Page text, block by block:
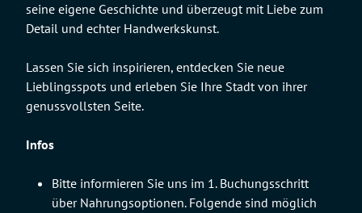
seine eigene Geschichte und überzeugt mit Liebe zum
Detail und echter Handwerkskunst.
Lassen Sie sich inspirieren, entdecken Sie neue
Lieblingsspots und erleben Sie Ihre Stadt von ihrer
genussvollsten Seite.
Infos
Bitte informieren Sie uns im 1. Buchungsschritt
über Nahrungsoptionen. Folgende sind möglich